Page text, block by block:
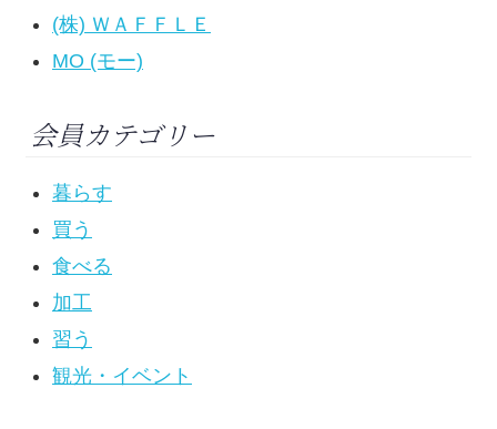
(株) ＷＡＦＦＬＥ
MO (モー)
会員カテゴリー
暮らす
買う
食べる
加工
習う
観光・イベント